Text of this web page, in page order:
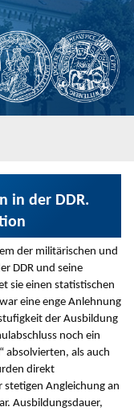
in der DDR.
der militärischen und
DDR und seine
sie einen statistischen
eine enge Anlehnung
der Ausbildung
noch ein
absolvierten, als auch
direkt
stetigen Angleichung an
Ausbildungsdauer,